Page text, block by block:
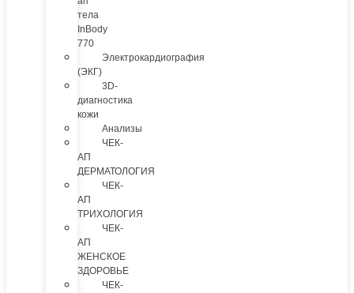
тела
InBody
770
Электрокардиография
(ЭКГ)
3D-
диагностика
кожи
Анализы
ЧЕК-
АП
ДЕРМАТОЛОГИЯ
ЧЕК-
АП
ТРИХОЛОГИЯ
ЧЕК-
АП
ЖЕНСКОЕ
ЗДОРОВЬЕ
ЧЕК-